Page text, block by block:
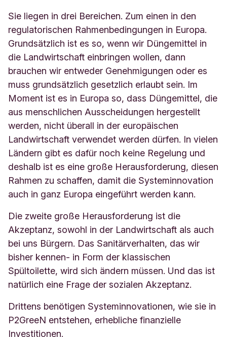
Sie liegen in drei Bereichen. Zum einen in den
regulatorischen Rahmenbedingungen in Europa.
Grundsätzlich ist es so, wenn wir Düngemittel in
die Landwirtschaft einbringen wollen, dann
brauchen wir entweder Genehmigungen oder es
muss grundsätzlich gesetzlich erlaubt sein. Im
Moment ist es in Europa so, dass Düngemittel, die
aus menschlichen Ausscheidungen hergestellt
werden, nicht überall in der europäischen
Landwirtschaft verwendet werden dürfen. In vielen
Ländern gibt es dafür noch keine Regelung und
deshalb ist es eine große Herausforderung, diesen
Rahmen zu schaffen, damit die Systeminnovation
auch in ganz Europa eingeführt werden kann.
Die zweite große Herausforderung ist die
Akzeptanz, sowohl in der Landwirtschaft als auch
bei uns Bürgern. Das Sanitärverhalten, das wir
bisher kennen- in Form der klassischen
Spültoilette, wird sich ändern müssen. Und das ist
natürlich eine Frage der sozialen Akzeptanz.
Drittens benötigen Systeminnovationen, wie sie in
P2GreeN entstehen, erhebliche finanzielle
Investitionen.